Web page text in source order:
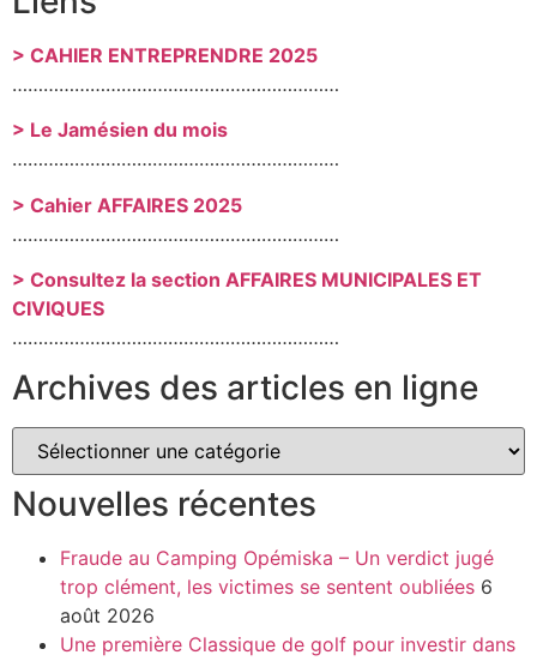
> CAHIER ENTREPRENDRE 2025
………………………………………………………
> Le Jamésien du mois
………………………………………………………
> Cahier AFFAIRES 2025
………………………………………………………
> Consultez la section AFFAIRES MUNICIPALES ET
CIVIQUES
………………………………………………………
Archives des articles en ligne
Nouvelles récentes
Fraude au Camping Opémiska – Un verdict jugé
trop clément, les victimes se sentent oubliées 6
août 2026
Une première Classique de golf pour investir dans